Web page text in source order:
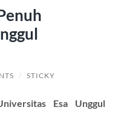
/ STICKY
Esa Unggul